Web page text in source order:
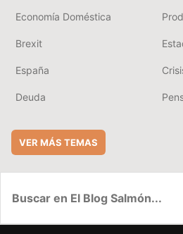
Economía Doméstica
Brexit
España
Deuda
VER MÁS TEMAS